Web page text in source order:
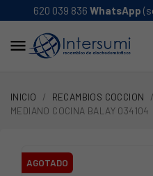
620 039 836 WhatsApp

INICIO RECAMBIOS COCCION
MEDIANO COCINA BALAY 034104
AGOTADO